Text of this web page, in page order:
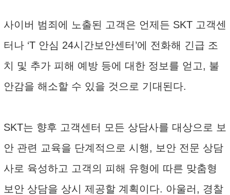
사이버 범죄에 노출된 고객은 언제든 SKT 고객센
터나 ‘T 안심 24시간보안센터’에 전화해 긴급 조
치 및 추가 피해 예방 등에 대한 정보를 얻고, 불
안감을 해소할 수 있을 것으로 기대된다.
SKT는 향후 고객센터 모든 상담사를 대상으로 보
안 관련 교육을 단계적으로 시행, 보안 전문 상담
사로 육성하고 고객의 피해 유형에 따른 맞춤형
보안 상담을 상시 제공할 계획이다. 아울러, 경찰